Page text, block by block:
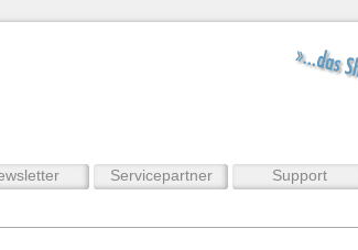
Servicepartner Support